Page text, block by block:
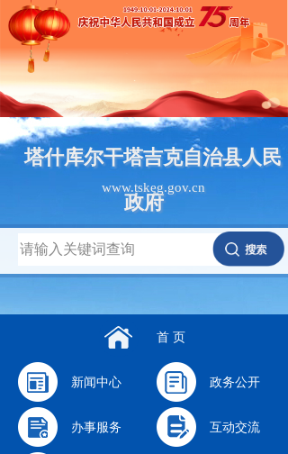
塔什库尔干塔吉克自治县人民
政府
www.tskeg.gov.cn
首 页
新闻中心 政务公开
办事服务 互动交流